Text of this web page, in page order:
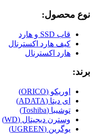
نوع محصول:
قاب SSD و هارد
کیف هارد اکسترنال
هارد اکسترنال
برند:
اوریکو (ORICO)
ای دیتا (ADATA)
توشیبا (Toshiba)
وسترن دیجیتال (WD)
یوگرین (UGREEN)